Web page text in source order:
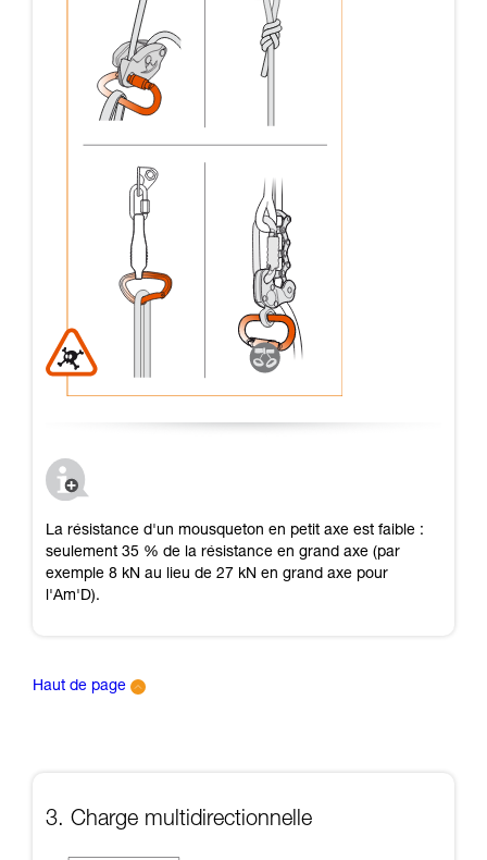
La résistance d'un mousqueton en petit axe est faible :
seulement 35 % de la résistance en grand axe (par
exemple 8 kN au lieu de 27 kN en grand axe pour
l'Am'D).
Haut de page
3. Charge multidirectionnelle